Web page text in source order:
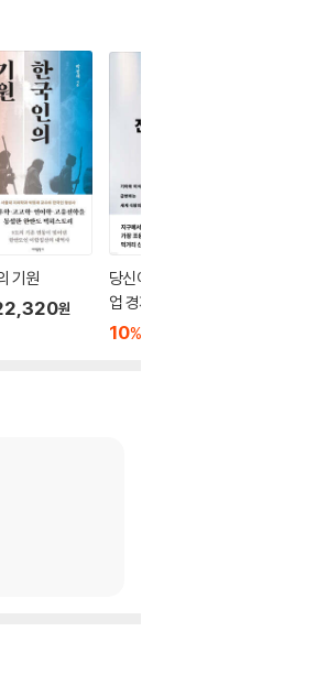
기원
원
당신이 모르는 진짜 농
업 경제 이야기
10%